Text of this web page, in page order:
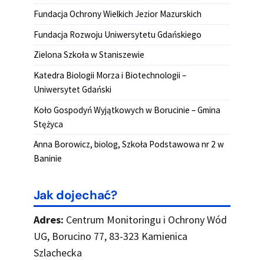
Fundacja Ochrony Wielkich Jezior Mazurskich
Fundacja Rozwoju Uniwersytetu Gdańskiego
Zielona Szkoła w Staniszewie
Katedra Biologii Morza i Biotechnologii –
Uniwersytet Gdański
Koło Gospodyń Wyjątkowych w Borucinie – Gmina
Stężyca
Anna Borowicz, biolog, Szkoła Podstawowa nr 2 w
Baninie
Jak dojechać?
Adres: Centrum Monitoringu i Ochrony Wód
UG, Borucino 77, 83-323 Kamienica
Szlachecka